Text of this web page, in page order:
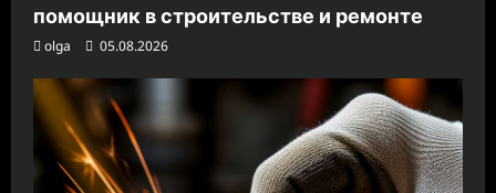
помощник в строительстве и ремонте
olga 05.08.2026